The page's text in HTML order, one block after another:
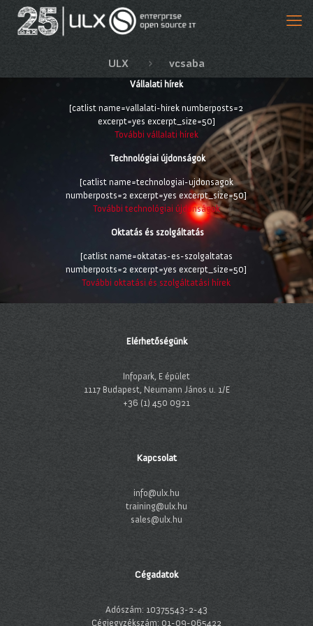
ULX vcsaba
Vállalati hírek
[catlist name=vallalati-hirek numberposts=2
excerpt=yes excerpt_size=50]
További vállalati hírek
Technológiai újdonságok
[catlist name=technologiai-ujdonsagok
numberposts=2 excerpt=yes excerpt_size=50]
További technológiai újdonságok
Oktatás és szolgáltatás
[catlist name=oktatas-es-szolgaltatas
numberposts=2 excerpt=yes excerpt_size=50]
További oktatási és szolgáltatási hírek
Elérhetőségünk
Infopark, E épület
1117 Budapest, Neumann János u. 1/E
+36 (1) 450 0921
Kapcsolat
info@ulx.hu
training@ulx.hu
sales@ulx.hu
Cégadatok
Adószám: 10375543-2-43
Cégjegyzékszám: 01-09-065422